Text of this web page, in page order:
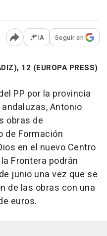
Abrir opciones para
IA Seguir en
12 (EUROPA PRESS)
PP por la provincia
Antonio
obras de
de Formación
en el nuevo Centro
Frontera podrán
junio una vez que se
de las obras con una
euros.